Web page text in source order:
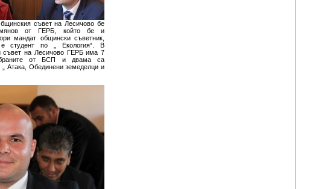
съвет на Лесичово бе
от ГЕРБ, който бе и
мандат общински съветник,
студент по „ Екология“. В
съвет на Лесичово ГЕРБ има 7
от БСП и двама са
Атака, Обединени земеделци и